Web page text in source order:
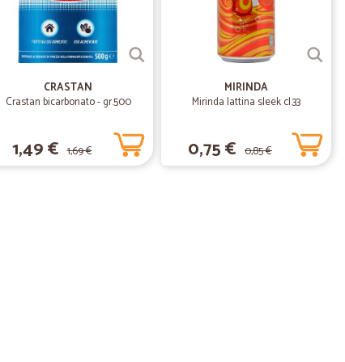
al servizio di amazon.
CRASTAN
Crastan bicarbonato - gr.500
1,49 € 1,69 €
MIRINDA
Mirinda lattina sleek cl.33
0,75 € 0,85 €